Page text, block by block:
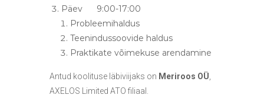
Päev 9:00-17:00
Probleemihaldus
Teenindussoovide haldus
Praktikate võimekuse arendamine
Antud koolituse läbiviijaks on Meriroos OÜ
AXELOS Limited ATO filiaal.